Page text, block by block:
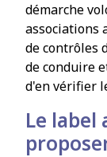
démarche
associations
de contrôles
de conduire
d'en vérifier
Le label